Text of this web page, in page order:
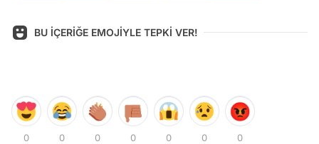
BU İÇERİĞE EMOJİYLE TEPKİ VER!
0 0 0 0 0 0 0